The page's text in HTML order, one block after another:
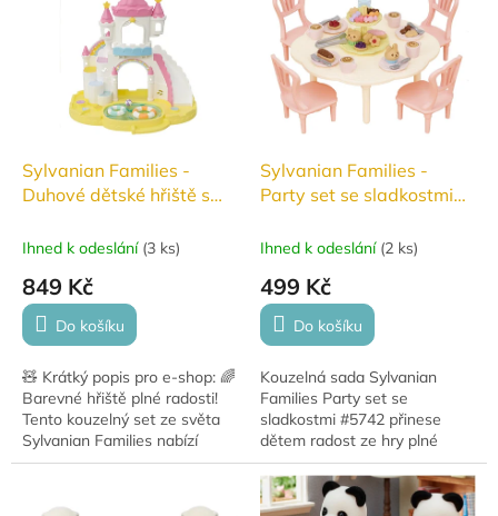
Sylvanian Families -
Duhové dětské hřiště s
Ihned k odeslání (3 ks)
849 Kč
Do košíku
🧸 Krátký popis pro e-shop: 🌈
Barevné hřiště plné radosti!
Tento kouzelný set ze světa
Sylvanian Families nabízí
skluzavku, bazének, pískoviště
nekonečné...
Sylvanian Families -
Party set se sladkostmi
Ihned k odeslání (2 ks)
499 Kč
Do košíku
Kouzelná sada Sylvanian
Families Party set se
sladkostmi #5742 přinese
dětem radost ze hry plné
detailů a fantazie. Obsahuje
stůl, židle a bohaté sladké
pohoštění pro 4 osoby,...